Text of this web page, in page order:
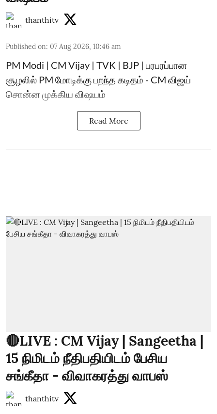
thanthitv
Published on: 07 Aug 2026, 10:46 am
PM Modi | CM Vijay | TVK | BJP | பரபரப்பான
சூழலில் PM மோடிக்கு பறந்த கடிதம் - CM விஜய்
சொன்ன முக்கிய விஷயம்
Read More
🔴LIVE : CM Vijay | Sangeetha |
15 நிமிடம் நீதிபதியிடம் பேசிய
சங்கீதா - விவாகரத்து வாபஸ்
thanthitv